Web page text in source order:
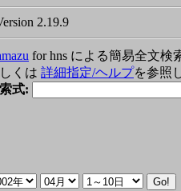
2.19.9
for hns による簡易全文検
くは 詳細指定/ヘルプを参照
式: